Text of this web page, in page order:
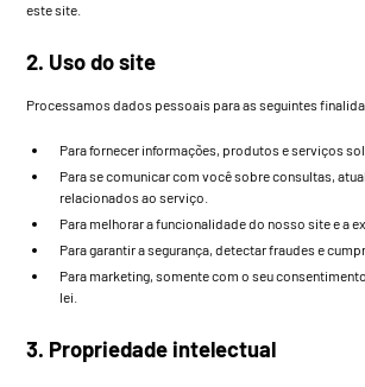
este site.
2. Uso do site
Processamos dados pessoais para as seguintes
Para fornecer informações, produtos e serviços
Para se comunicar com você sobre consultas,
relacionados ao serviço.
Para melhorar a funcionalidade do nosso site e a
Para garantir a segurança, detectar fraudes e
Para marketing, somente com o seu
lei.
3. Propriedade intelectual